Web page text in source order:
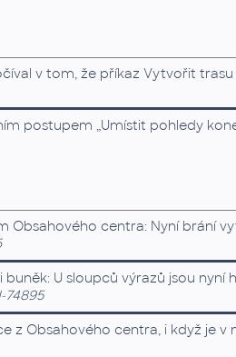
v tom, že příkaz Vytvořit
postupem „Umístit pohledy
Obsahového centra: Nyní brání
U sloupců výrazů jsou
74895
z Obsahového centra, i když je v